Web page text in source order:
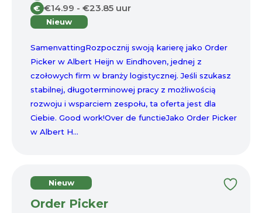
€ €14.99 - €23.85 uur
Nieuw
SamenvattingRozpocznij swoją karierę jako Order
Picker w Albert Heijn w Eindhoven, jednej z
czołowych firm w branży logistycznej. Jeśli szukasz
stabilnej, długoterminowej pracy z możliwością
rozwoju i wsparciem zespołu, ta oferta jest dla
Ciebie. Good work!Over de functieJako Order Picker
w Albert H...
Nieuw
Order Picker